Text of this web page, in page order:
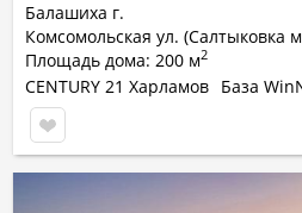
Балашиха г.
Комсомольская ул. (Салтыковка
Площадь дома: 200 м2
CENTURY 21 Харламов База